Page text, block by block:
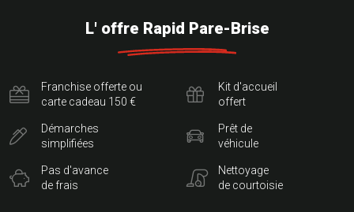
L' offre Rapid Pare-Brise
Franchise offerte ou
carte cadeau 150 €
Démarches
simplifiées
Pas d'avance
de frais
Kit d'accueil
offert
Prêt de
véhicule
Nettoyage
de courtoisie